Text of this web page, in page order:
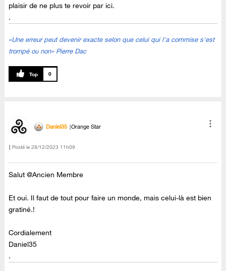
plaisir de ne plus te revoir par ici.
.
«Une erreur peut devenir exacte selon que celui qui l'a commise s'est
trompé ou non» Pierre Dac
0
Daniel35 Orange Star
Posté le ‎28/12/2023 11h09
Salut @Ancien Membre
Et oui. Il faut de tout pour faire un monde, mais celui-là est bien
gratiné.!
Cordialement
Daniel35
.